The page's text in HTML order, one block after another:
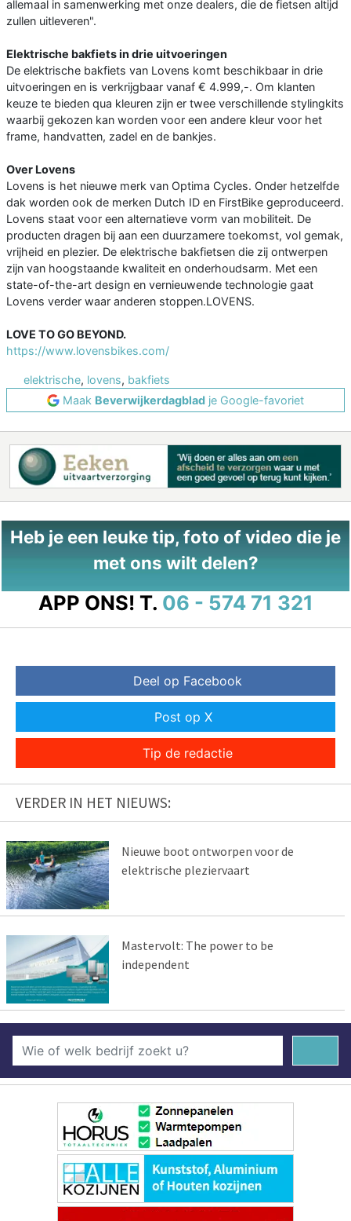
allemaal in samenwerking met onze dealers, die de fietsen altijd
zullen uitleveren".
Elektrische bakfiets in drie uitvoeringen
De elektrische bakfiets van Lovens komt beschikbaar in drie
uitvoeringen en is verkrijgbaar vanaf € 4.999,-. Om klanten
keuze te bieden qua kleuren zijn er twee verschillende stylingkits
waarbij gekozen kan worden voor een andere kleur voor het
frame, handvatten, zadel en de bankjes.
Over Lovens
Lovens is het nieuwe merk van Optima Cycles. Onder hetzelfde
dak worden ook de merken Dutch ID en FirstBike geproduceerd.
Lovens staat voor een alternatieve vorm van mobiliteit. De
producten dragen bij aan een duurzamere toekomst, vol gemak,
vrijheid en plezier. De elektrische bakfietsen die zij ontwerpen
zijn van hoogstaande kwaliteit en onderhoudsarm. Met een
state-of-the-art design en vernieuwende technologie gaat
Lovens verder waar anderen stoppen.LOVENS.
LOVE TO GO BEYOND.
https://www.lovensbikes.com/
elektrische, lovens, bakfiets
Maak Beverwijkerdagblad je Google-favoriet
Heb je een leuke tip, foto of video die je
met ons wilt delen?
APP ONS! T. 06 - 574 71 321
Deel op Facebook
Post op X
Tip de redactie
VERDER IN HET NIEUWS:
Nieuwe boot ontworpen voor de
elektrische pleziervaart
Mastervolt: The power to be
independent